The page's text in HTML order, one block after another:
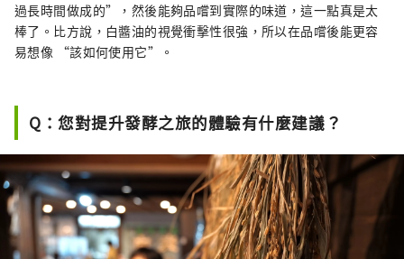
過長時間做成的”，然後能夠品嚐到實際的味道，這一點真是太
棒了。比方說，白醬油的視覺衝擊性很強，所以在品嚐後能更容
易想像 “該如何使用它”。
Q：您對提升發酵之旅的體驗有什麼建議？